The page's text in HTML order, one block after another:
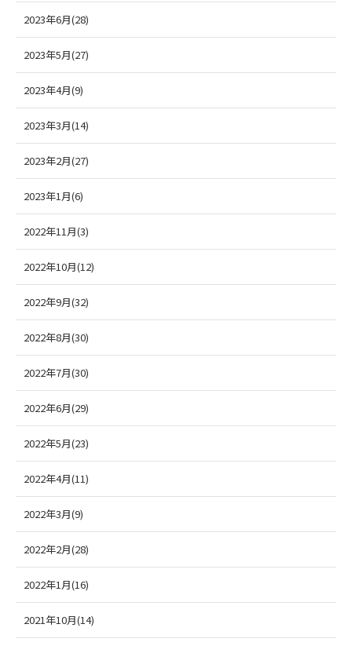
2023年6月(28)
2023年5月(27)
2023年4月(9)
2023年3月(14)
2023年2月(27)
2023年1月(6)
2022年11月(3)
2022年10月(12)
2022年9月(32)
2022年8月(30)
2022年7月(30)
2022年6月(29)
2022年5月(23)
2022年4月(11)
2022年3月(9)
2022年2月(28)
2022年1月(16)
2021年10月(14)